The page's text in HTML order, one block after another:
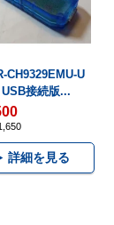
CH9329EMU-U
接続版...
詳細を見る